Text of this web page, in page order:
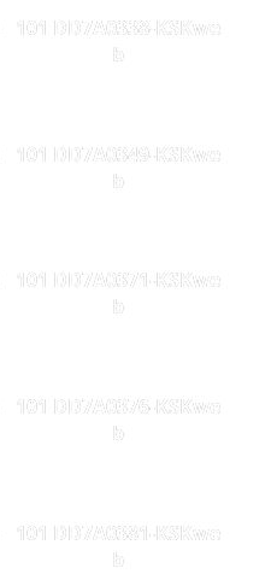
101 DD7A0338-KSKwe
b
101 DD7A0349-KSKwe
b
101 DD7A0371-KSKwe
b
101 DD7A0376-KSKwe
b
101 DD7A0381-KSKwe
b